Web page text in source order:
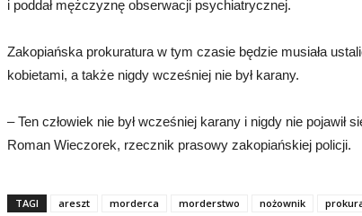
i poddał mężczyznę obserwacji psychiatrycznej.
Zakopiańska prokuratura w tym czasie będzie musiała
kobietami, a także nigdy wcześniej nie był karany.
– Ten człowiek nie był wcześniej karany i nigdy nie
Roman Wieczorek, rzecznik prasowy zakopiańskiej policji.
TAGI areszt morderca morderstwo nożownik